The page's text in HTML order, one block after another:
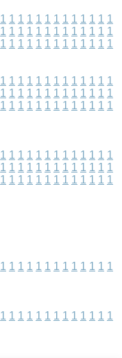
1 1 1 1 1 1 1 1 1 1 1 1 1
1 1 1 1 1 1 1 1 1 1 1 1 1
1 1 1 1 1 1 1 1 1 1 1 1 1
1 1 1 1 1 1 1 1 1 1 1 1 1
1 1 1 1 1 1 1 1 1 1 1 1 1
1 1 1 1 1 1 1 1 1 1 1 1 1
1 1 1 1 1 1 1 1 1 1 1 1 1
1 1 1 1 1 1 1 1 1 1 1 1 1
1 1 1 1 1 1 1 1 1 1 1 1 1
1 1 1 1 1 1 1 1 1 1 1 1 1
1 1 1 1 1 1 1 1 1 1 1 1 1